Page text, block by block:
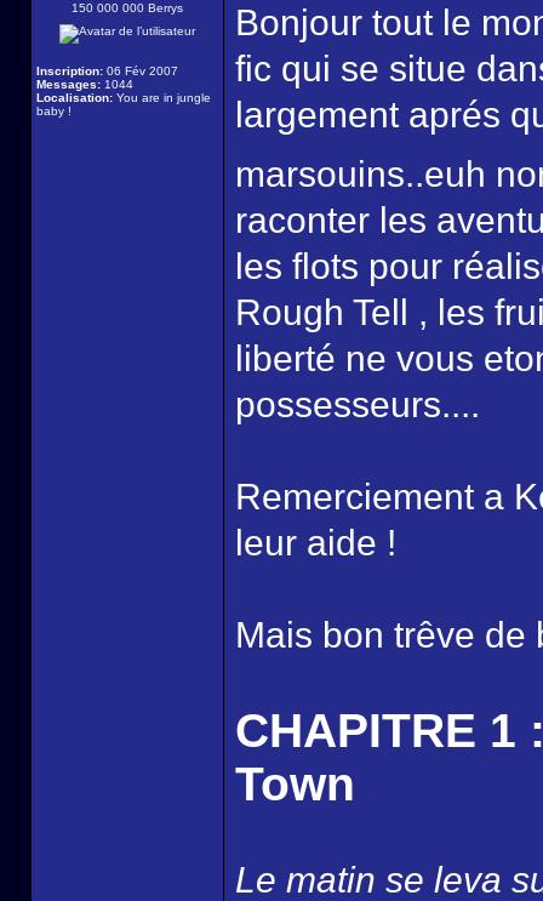
150 000 000 Berrys
Inscription: 06 Fév 2007
Messages: 1044
Localisation: You are in jungle
baby !
Bonjour tout le
fic qui se situe
largement aprés
marsouins..euh
raconter les
les flots pour
Rough Tell , les
liberté ne vous
possesseurs....
Remerciement a
leur aide !
Mais bon trêve de
CHAPITRE
Town
Le matin se leva